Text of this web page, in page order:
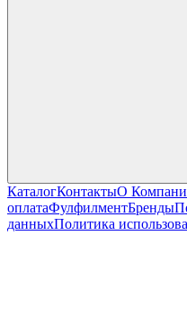
КаталогКонтактыО
оплатаФулфилментБренды
данных​Политика